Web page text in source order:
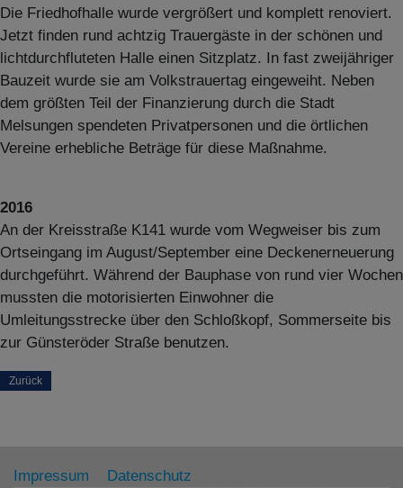
Die Friedhofhalle wurde vergrößert und komplett renoviert.
Jetzt finden rund achtzig Trauergäste in der schönen und
lichtdurchfluteten Halle einen Sitzplatz. In fast zweijähriger
Bauzeit wurde sie am Volkstrauertag eingeweiht. Neben
dem größten Teil der Finanzierung durch die Stadt
Melsungen spendeten Privatpersonen und die örtlichen
Vereine erhebliche Beträge für diese Maßnahme.
2016
An der Kreisstraße K141 wurde vom Wegweiser bis zum
Ortseingang im August/September eine Deckenerneuerung
durchgeführt. Während der Bauphase von rund vier Wochen
mussten die motorisierten Einwohner die
Umleitungsstrecke über den Schloßkopf, Sommerseite bis
zur Günsteröder Straße benutzen.
Zurück
Impressum Datenschutz